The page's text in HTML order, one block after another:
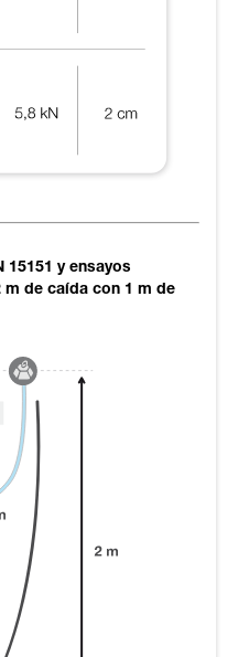
15151 y ensayos
de caída con 1 m de